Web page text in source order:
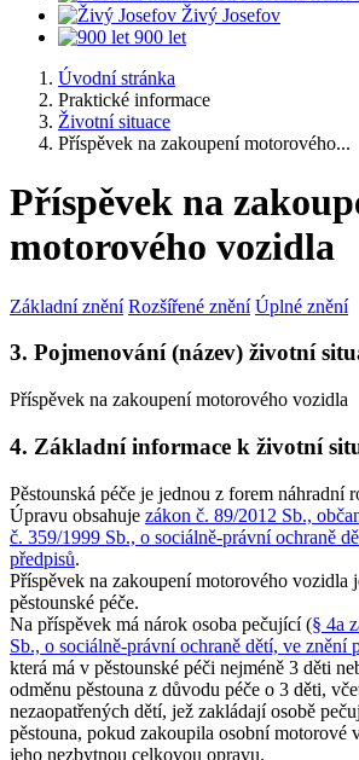
Živý Josefov
900 let
Úvodní stránka
Praktické informace
Životní situace
Příspěvek na zakoupení motorového...
Příspěvek na
motorového vozidla
Základní znění Rozšířené znění Úplné znění
3. Pojmenování (název) životní
Příspěvek na zakoupení motorového vozidla
4. Základní informace k životní
Pěstounská péče je jednou z forem náhradní
Úpravu obsahuje zákon č. 89/2012 Sb.,
č. 359/1999 Sb., o sociálně-právní ochraně
předpisů.
Příspěvek na zakoupení motorového vozidla
pěstounské péče.
Na příspěvek má nárok osoba pečující (§ 4a
Sb., o sociálně-právní ochraně dětí, ve znění
která má v pěstounské péči nejméně 3 děti
odměnu pěstouna z důvodu péče o 3 děti,
nezaopatřených dětí, jež zakládají osobě
pěstouna, pokud zakoupila osobní motorové
jeho nezbytnou celkovou opravu.